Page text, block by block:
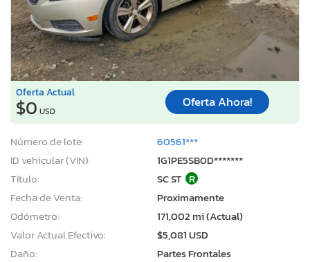
Oferta Actual
$0 USD
Oferta Ahora!
Número de lote:
60561***
ID vehicular (VIN):
1G1PE5SB0D*******
Título:
SC ST R
Fecha de Venta:
Proximamente
Odómetro:
171,002 mi (Actual)
Valor Actual Efectivo:
$5,081 USD
Daño:
Partes Frontales